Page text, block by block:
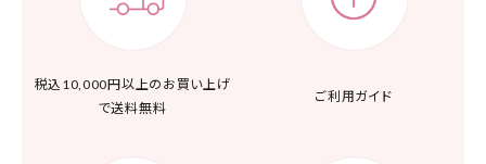
税込10,000円以上の お買い上げ
で送料無料
ご利用ガイド